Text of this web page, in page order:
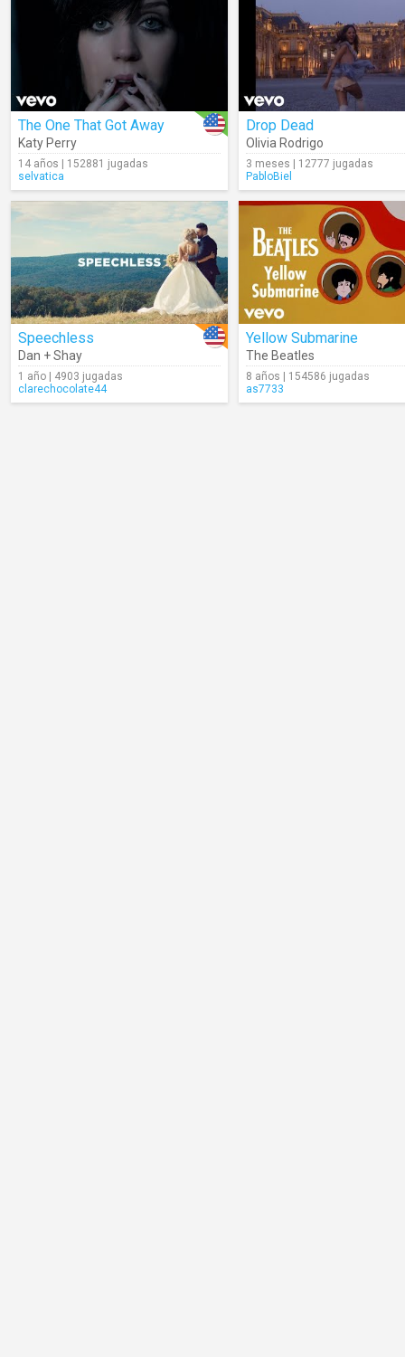
The One That Got Away
Katy Perry
14 años | 152881 jugadas
selvatica
Drop Dead
Olivia Rodrigo
3 meses | 12777 jugadas
PabloBiel
Speechless
Dan + Shay
1 año | 4903 jugadas
clarechocolate44
Yellow Submarine
The Beatles
8 años | 154586 jugadas
as7733